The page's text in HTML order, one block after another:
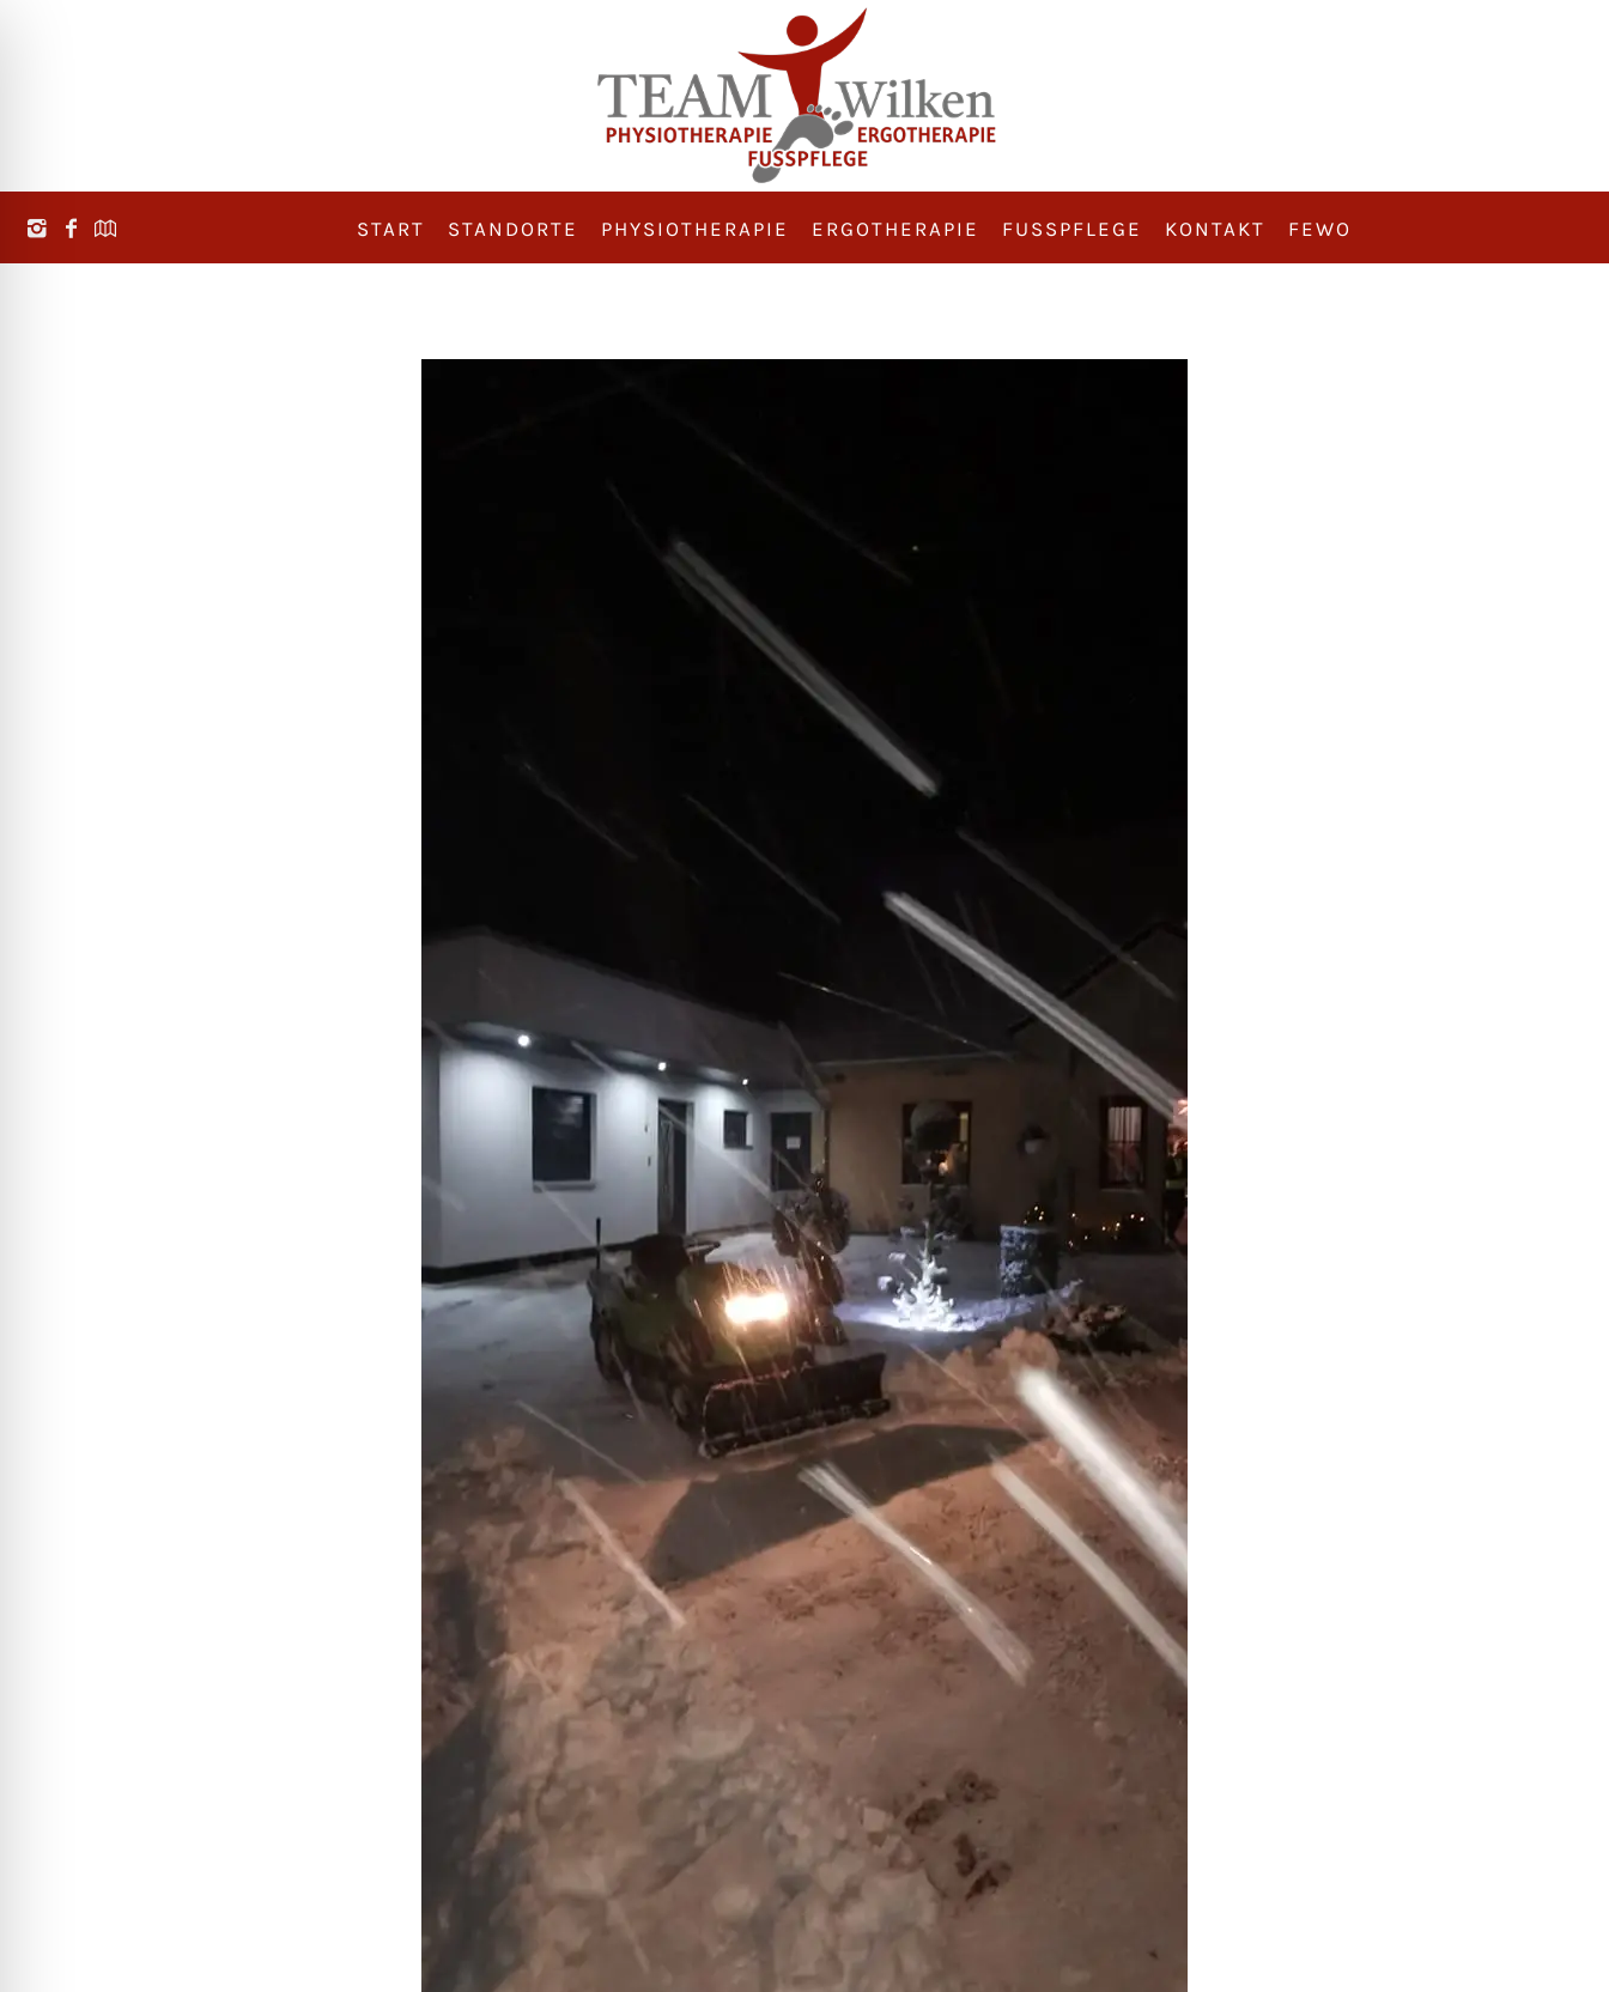
START STANDORTE PHYSIOTHERAPIE ERGOTHERAPIE FUSSPFLEGE KONTAKT FEWO